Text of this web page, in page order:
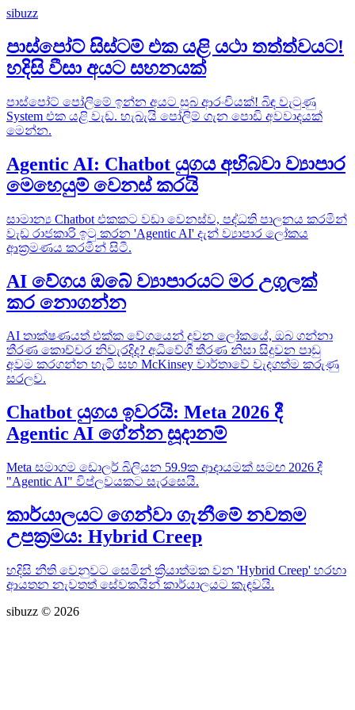
sibuzz
පාස්පෝට් සිස්ටම් එක යළි යථා තත්ත්වයට!
හදිසි වීසා අයට සහනයක්
පාස්පෝට් පෝලිමේ ඉන්න අයට සුබ ආරංචියක්! බිඳ වැටුණු
System එක යළි වැඩ. හැබැයි පෝලිම් ගැන පොඩි අවවාදයක්
මෙන්න.
Agentic AI: Chatbot යුගය අභිබවා ව්‍යාපාර
මෙහෙයුම් වෙනස් කරයි
සාමාන්‍ය Chatbot එකකට වඩා වෙනස්ව, පද්ධති පාලනය කරමින්
වැඩ රාජකාරි ඉටු කරන 'Agentic AI' දැන් ව්‍යාපාර ලෝකය
ආක්‍රමණය කරමින් සිටී.
AI වේගය ඔබේ ව්‍යාපාරයට මර උගුලක්
කර නොගන්න
AI තාක්ෂණයත් එක්ක වේගයෙන් දුවන ලෝකයේ, ඔබ ගන්නා
තීරණ කොච්චර නිවැරදිද? අධිවේගී තීරණ නිසා සිදුවන පාඩු
අවම කරගන්න හැටි සහ McKinsey වාර්තාවේ වැදගත්ම කරුණු
සරලව.
Chatbot යුගය ඉවරයි: Meta 2026 දී
Agentic AI ගේන්න සූදානම්
Meta සමාගම ඩොලර් බිලියන 59.9ක ආදායමක් සමඟ 2026 දී
"Agentic AI" විප්ලවයකට සැරසෙයි.
කාර්යාලයට ගෙන්වා ගැනීමේ නවතම
උපක්‍රමය: Hybrid Creep
හදිසි නීති වෙනුවට සෙමින් ක්‍රියාත්මක වන 'Hybrid Creep' හරහා
ආයතන නැවතත් සේවකයින් කාර්යාලයට කැඳවයි.
sibuzz © 2026